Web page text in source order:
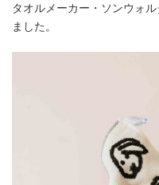
タオルメーカー・ソンウォ
ました。